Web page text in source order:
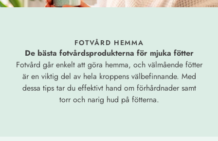
FOTVÅRD HEMMA
De bästa fotvårdsprodukterna för mjuka fötter
Fotvård går enkelt att göra hemma, och välmående fötter
är en viktig del av hela kroppens välbefinnande. Med
dessa tips tar du effektivt hand om förhårdnader samt
torr och narig hud på fötterna.